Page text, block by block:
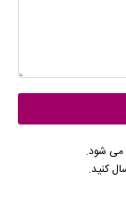
می شود.
کنید.